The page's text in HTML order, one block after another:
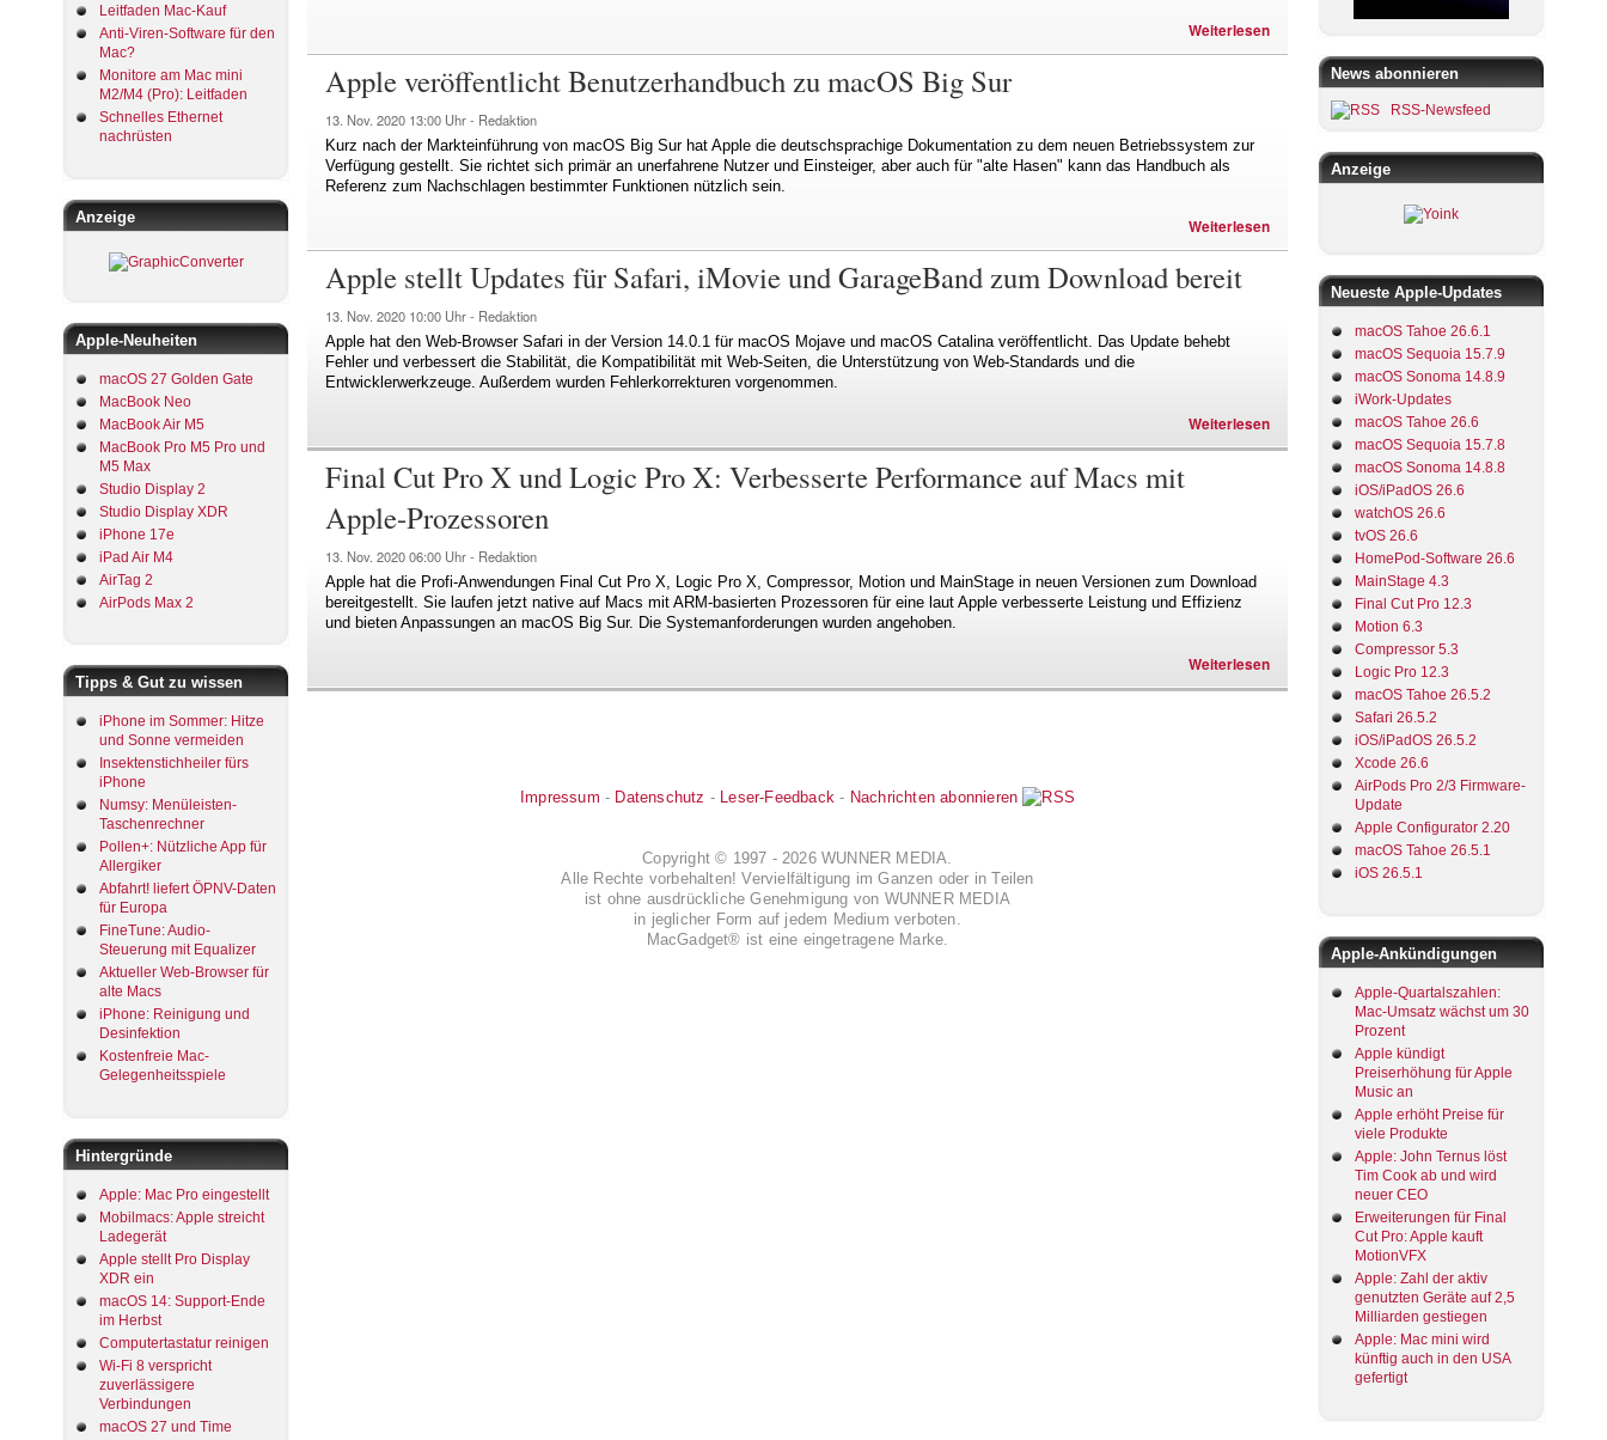
Leitfaden Mac-Kauf
Anti-Viren-Software für den
Mac?
Monitore am Mac mini
M2/M4 (Pro): Leitfaden
Schnelles Ethernet
nachrüsten
Anzeige
Apple-Neuheiten
macOS 27 Golden Gate
MacBook Neo
MacBook Air M5
MacBook Pro M5 Pro und
M5 Max
Studio Display 2
Studio Display XDR
iPhone 17e
iPad Air M4
AirTag 2
AirPods Max 2
Tipps & Gut zu wissen
iPhone im Sommer: Hitze
und Sonne vermeiden
Insektenstichheiler fürs
iPhone
Numsy: Menüleisten-
Taschenrechner
Pollen+: Nützliche App für
Allergiker
Abfahrt! liefert ÖPNV-Daten
für Europa
FineTune: Audio-
Steuerung mit Equalizer
Aktueller Web-Browser für
alte Macs
iPhone: Reinigung und
Desinfektion
Kostenfreie Mac-
Gelegenheitsspiele
Hintergründe
Apple: Mac Pro eingestellt
Mobilmacs: Apple streicht
Ladegerät
Apple stellt Pro Display
XDR ein
macOS 14: Support-Ende
im Herbst
Computertastatur reinigen
Wi-Fi 8 verspricht
zuverlässigere
Verbindungen
macOS 27 und Time
Weiterlesen
Apple veröffentlicht Benutzerhandbuch zu macOS Big Sur
13. Nov. 2020 13:00 Uhr - Redaktion
Kurz nach der Markteinführung von macOS Big Sur hat Apple die deutschsprachige Dokumentation zu dem neuen Betriebssystem zur
Verfügung gestellt. Sie richtet sich primär an unerfahrene Nutzer und Einsteiger, aber auch für "alte Hasen" kann das Handbuch als
Referenz zum Nachschlagen bestimmter Funktionen nützlich sein.
Weiterlesen
Apple stellt Updates für Safari, iMovie und GarageBand zum Download bereit
13. Nov. 2020 10:00 Uhr - Redaktion
Apple hat den Web-Browser Safari in der Version 14.0.1 für macOS Mojave und macOS Catalina veröffentlicht. Das Update behebt
Fehler und verbessert die Stabilität, die Kompatibilität mit Web-Seiten, die Unterstützung von Web-Standards und die
Entwicklerwerkzeuge. Außerdem wurden Fehlerkorrekturen vorgenommen.
Weiterlesen
Final Cut Pro X und Logic Pro X: Verbesserte Performance auf Macs mit
Apple-Prozessoren
13. Nov. 202006:00 Uhr - Redaktion
Apple hat die Profi-Anwendungen Final Cut Pro X, Logic Pro X, Compressor, Motion und MainStage in neuen Versionen zum Download
bereitgestellt. Sie laufen jetzt native auf Macs mit ARM-basierten Prozessoren für eine laut Apple verbesserte Leistung und Effizienz
und bieten Anpassungen an macOS Big Sur. Die Systemanforderungen wurden angehoben.
Weiterlesen
Impressum - Datenschutz - Leser-Feedback - Nachrichten abonnieren
Copyright © 1997 - 2026 WUNNER MEDIA.
Alle Rechte vorbehalten! Vervielfältigung im Ganzen oder in Teilen
ist ohne ausdrückliche Genehmigung von WUNNER MEDIA
in jeglicher Form auf jedem Medium verboten.
MacGadget® ist eine eingetragene Marke.
News abonnieren
RSS-Newsfeed
Anzeige
Neueste Apple-Updates
macOS Tahoe 26.6.1
macOS Sequoia 15.7.9
macOS Sonoma 14.8.9
iWork-Updates
macOS Tahoe 26.6
macOS Sequoia 15.7.8
macOS Sonoma 14.8.8
iOS/iPadOS 26.6
watchOS 26.6
tvOS 26.6
HomePod-Software 26.6
MainStage 4.3
Final Cut Pro 12.3
Motion 6.3
Compressor 5.3
Logic Pro 12.3
macOS Tahoe 26.5.2
Safari 26.5.2
iOS/iPadOS 26.5.2
Xcode 26.6
AirPods Pro 2/3 Firmware-
Update
Apple Configurator 2.20
macOS Tahoe 26.5.1
iOS 26.5.1
Apple-Ankündigungen
Apple-Quartalszahlen:
Mac-Umsatz wächst um 30
Prozent
Apple kündigt
Preiserhöhung für Apple
Music an
Apple erhöht Preise für
viele Produkte
Apple: John Ternus löst
Tim Cook ab und wird
neuer CEO
Erweiterungen für Final
Cut Pro: Apple kauft
MotionVFX
Apple: Zahl der aktiv
genutzten Geräte auf 2,5
Milliarden gestiegen
Apple: Mac mini wird
künftig auch in den USA
gefertigt